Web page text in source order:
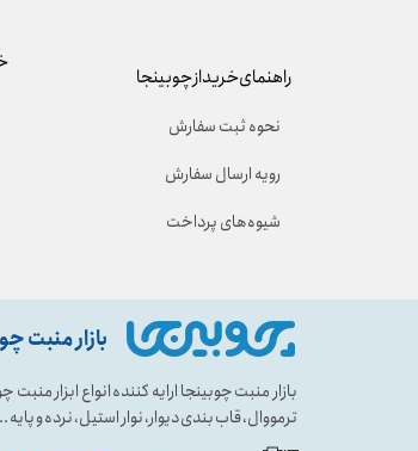
بازار منبت
بازار منبت چوبینجا ارایه کننده انواع ابزار
ترمووال، قاب بندی دیوار، نوار استیل، نرده و
راهنمای خرید از چوبینجا
نحوه ثبت سفارش
رویه ارسال سفارش
شیوه‌های پرداخت